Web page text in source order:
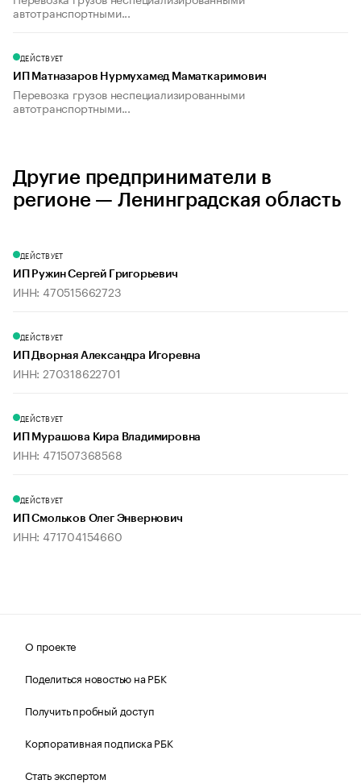
автотранспортными...
ДЕЙСТВУЕТ
ИП Матназаров Нурмухамед Маматкаримович
Перевозка грузов неспециализированными
автотранспортными...
Другие предприниматели в
регионе — Ленинградская область
ДЕЙСТВУЕТ
ИП Ружин Сергей Григорьевич
ИНН: 470515662723
ДЕЙСТВУЕТ
ИП Дворная Александра Игоревна
ИНН: 270318622701
ДЕЙСТВУЕТ
ИП Мурашова Кира Владимировна
ИНН: 471507368568
ДЕЙСТВУЕТ
ИП Смольков Олег Энвернович
ИНН: 471704154660
О проекте
Поделиться новостью на РБК
Получить пробный доступ
Корпоративная подписка РБК
Стать экспертом